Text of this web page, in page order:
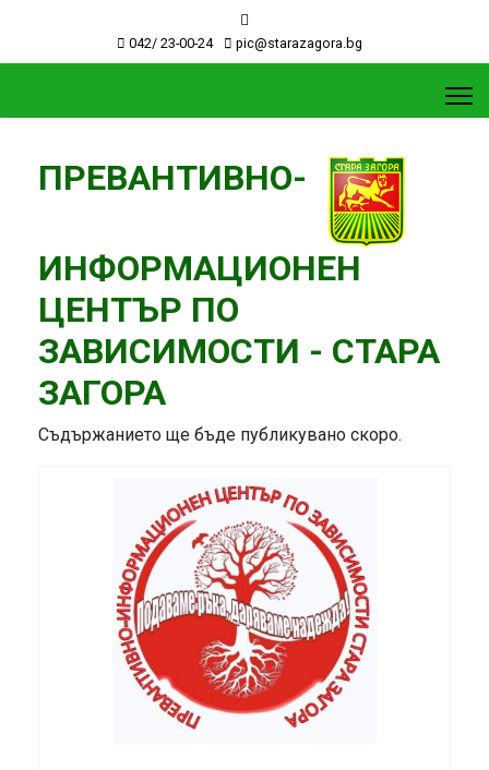
042/ 23-00-24 pic@starazagora.bg
ПРЕВАНТИВНО-
ИНФОРМАЦИОНЕН
ЦЕНТЪР ПО
ЗАВИСИМОСТИ - СТАРА
ЗАГОРА
Съдържанието ще бъде публикувано скоро.